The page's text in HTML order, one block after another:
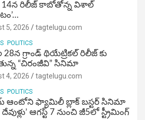
14న రిలీజ్ కాబోతోన్న విశాల్
5, 2026 tagtelugu.com
POLITICS
గ్రాండ్ థియేట్రికల్ రిలీజ్ కు
“చిరంజీవి” సినిమా
4, 2026 tagtelugu.com
POLITICS
ఆంటోని ఫ్యామిలీ బ్లాక్ బ‌స్ట‌ర్‌ సినిమా
దేవుళ్లు’ ఆగస్ట్ 7 నుంచి జీ5లో స్ట్రీమింగ్